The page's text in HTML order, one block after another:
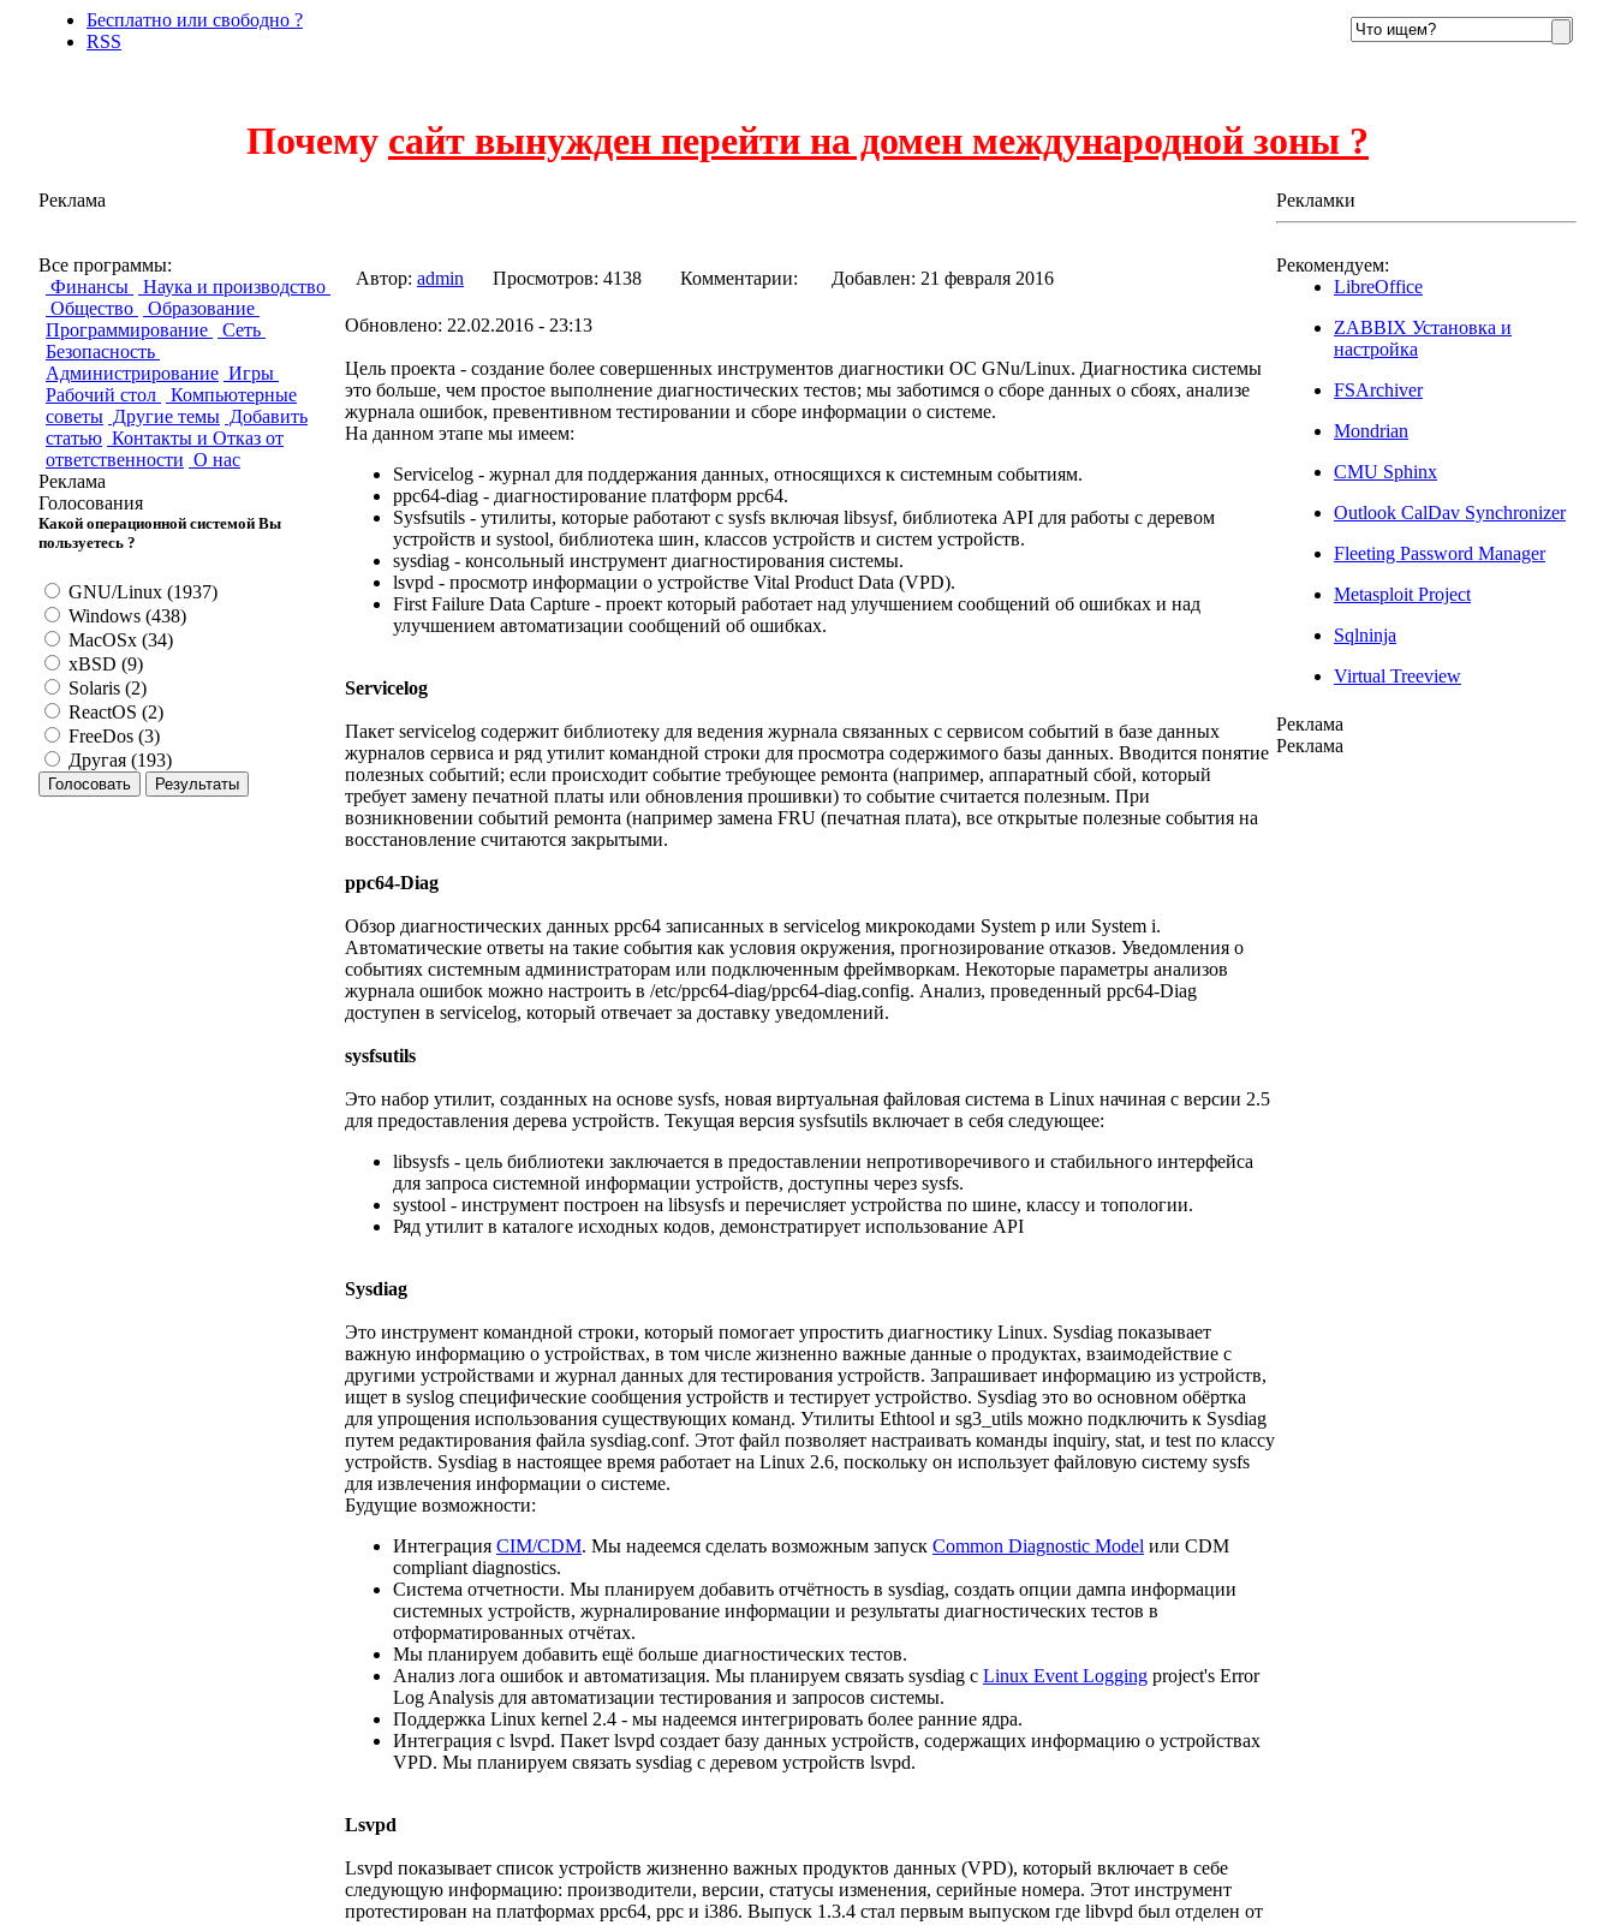
Бесплатно или свободно ?
RSS
Почему сайт вынужден перейти на домен международной зоны ?
Реклама
Все программы:
Финансы
Наука и производство
Общество
Образование
Программирование
Сеть
Безопасность
Администрирование Игры
Рабочий стол
Компьютерные
советы Другие темы Добавить
статью Контакты и Отказ от
ответственности О нас
Реклама
Голосования
Какой операционной системой Вы
пользуетесь ?
GNU/Linux (1937)
Windows (438)
MacOSx (34)
xBSD (9)
Solaris (2)
ReactOS (2)
FreeDos (3)
Другая (193)
Автор: admin Просмотров: 4138 Комментарии: Добавлен: 21 февраля 2016
Обновлено: 22.02.2016 - 23:13
Цель проекта - создание более совершенных инструментов диагностики ОС GNu/Linux. Диагностика системы
это больше, чем простое выполнение диагностических тестов; мы заботимся о сборе данных о сбоях, анализе
журнала ошибок, превентивном тестировании и сборе информации о системе.
На данном этапе мы имеем:
Servicelog - журнал для поддержания данных, относящихся к системным событиям.
ppc64-diag - диагностирование платформ ppc64.
Sysfsutils - утилиты, которые работают с sysfs включая libsysf, библиотека API для работы с деревом
устройств и systool, библиотека шин, классов устройств и систем устройств.
sysdiag - консольный инструмент диагностирования системы.
lsvpd - просмотр информации о устройстве Vital Product Data (VPD).
First Failure Data Capture - проект который работает над улучшением сообщений об ошибках и над
улучшением автоматизации сообщений об ошибках.
Servicelog
Пакет servicelog содержит библиотеку для ведения журнала связанных с сервисом событий в базе данных
журналов сервиса и ряд утилит командной строки для просмотра содержимого базы данных. Вводится понятие
полезных событий; если происходит событие требующее ремонта (например, аппаратный сбой, который
требует замену печатной платы или обновления прошивки) то событие считается полезным. При
возникновении событий ремонта (например замена FRU (печатная плата), все открытые полезные события на
восстановление считаются закрытыми.
ppc64-Diag
Обзор диагностических данных ppc64 записанных в servicelog микрокодами System p или System i.
Автоматические ответы на такие события как условия окружения, прогнозирование отказов. Уведомления о
событиях системным администраторам или подключенным фреймворкам. Некоторые параметры анализов
журнала ошибок можно настроить в /etc/ppc64-diag/ppc64-diag.config. Анализ, проведенный ppc64-Diag
доступен в servicelog, который отвечает за доставку уведомлений.
sysfsutils
Это набор утилит, созданных на основе sysfs, новая виртуальная файловая система в Linux начиная с версии 2.5
для предоставления дерева устройств. Текущая версия sysfsutils включает в себя следующее:
libsysfs - цель библиотеки заключается в предоставлении непротиворечивого и стабильного интерфейса
для запроса системной информации устройств, доступны через sysfs.
systool - инструмент построен на libsysfs и перечисляет устройства по шине, классу и топологии.
Ряд утилит в каталоге исходных кодов, демонстратирует использование API
Sysdiag
Это инструмент командной строки, который помогает упростить диагностику Linux. Sysdiag показывает
важную информацию о устройствах, в том числе жизненно важные данные о продуктах, взаимодействие с
другими устройствами и журнал данных для тестирования устройств. Запрашивает информацию из устройств,
ищет в syslog специфические сообщения устройств и тестирует устройство. Sysdiag это во основном обёртка
для упрощения использования существующих команд. Утилиты Ethtool и sg3_utils можно подключить к Sysdiag
путем редактирования файла sysdiag.conf. Этот файл позволяет настраивать команды inquiry, stat, и test по классу
устройств. Sysdiag в настоящее время работает на Linux 2.6, поскольку он использует файловую систему sysfs
для извлечения информации о системе.
Будущие возможности:
Интеграция CIM/CDM. Мы надеемся сделать возможным запуск Common Diagnostic Model или CDM
compliant diagnostics.
Система отчетности. Мы планируем добавить отчётность в sysdiag, создать опции дампа информации
системных устройств, журналирование информации и результаты диагностических тестов в
отформатированных отчётах.
Мы планируем добавить ещё больше диагностических тестов.
Анализ лога ошибок и автоматизация. Мы планируем связать sysdiag с Linux Event Logging project's Error
Log Analysis для автоматизации тестирования и запросов системы.
Поддержка Linux kernel 2.4 - мы надеемся интегрировать более ранние ядра.
Интеграция с lsvpd. Пакет lsvpd создает базу данных устройств, содержащих информацию о устройствах
VPD. Мы планируем связать sysdiag с деревом устройств lsvpd.
Lsvpd
Lsvpd показывает список устройств жизненно важных продуктов данных (VPD), который включает в себе
следующую информацию: производители, версии, статусы изменения, серийные номера. Этот инструмент
протестирован на платформах ppc64, ppc и i386. Выпуск 1.3.4 стал первым выпуском где libvpd был отделен от
Рекламки
Рекомендуем:
LibreOffice
ZABBIX Установка и
настройка
FSArchiver
Mondrian
CMU Sphinx
Outlook CalDav Synchronizer
Fleeting Password Manager
Metasploit Project
Sqlninja
Virtual Treeview
Реклама
Реклама